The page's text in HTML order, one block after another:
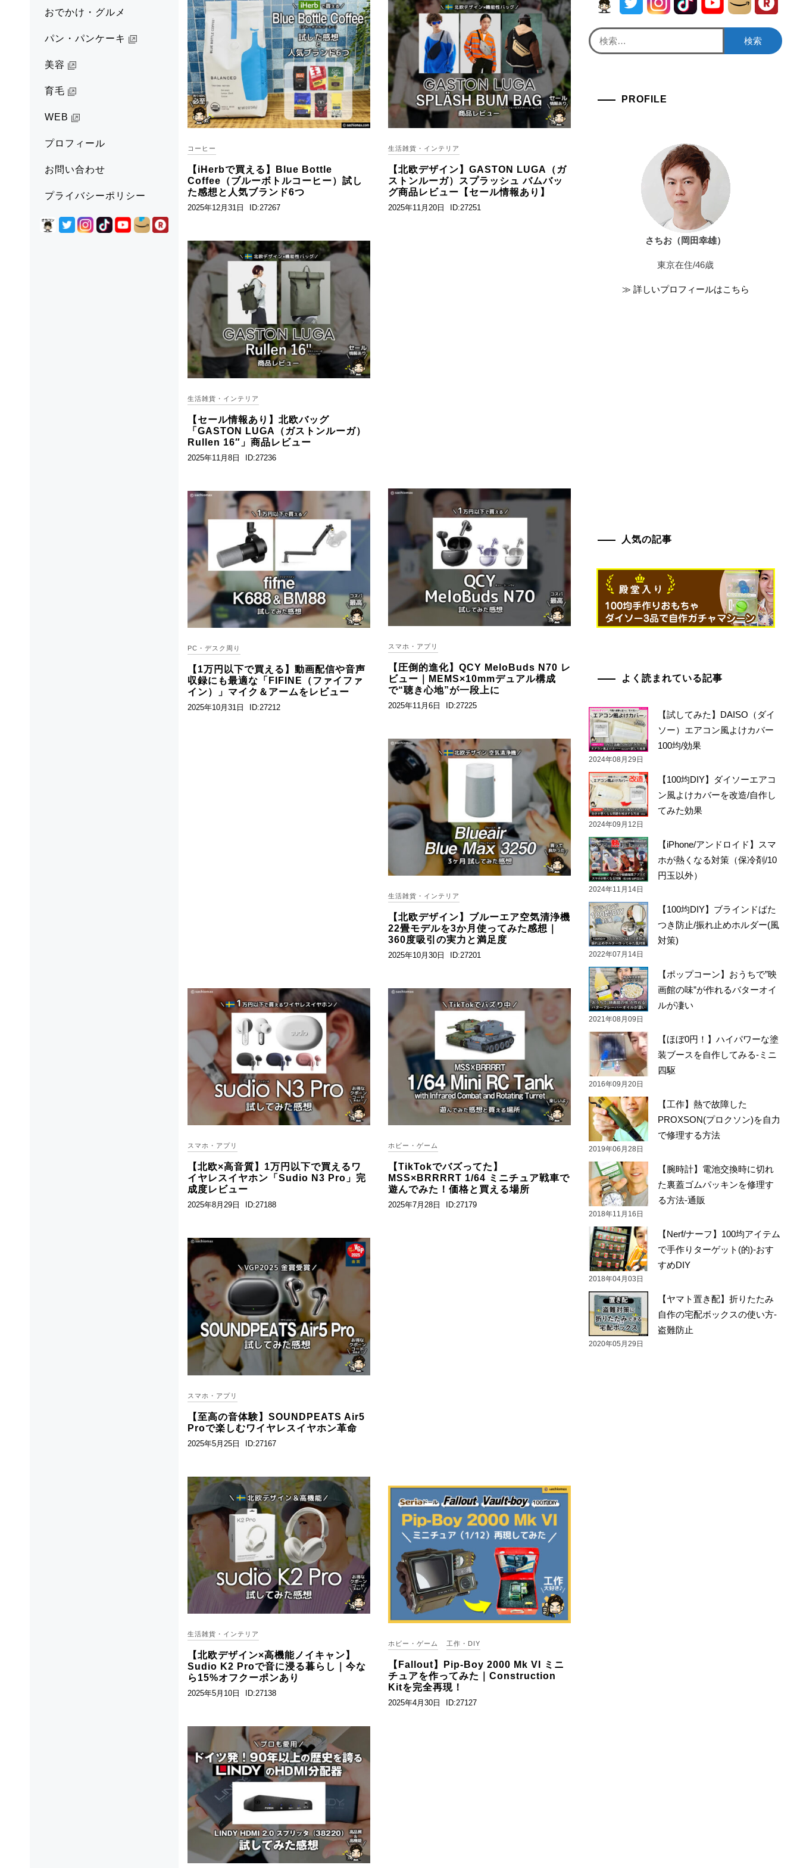
おでかけ・グルメ
パン・パンケーキ
美容
育毛
WEB
プロフィール
お問い合わせ
プライバシーポリシー
コーヒー
【iHerbで買える】Blue Bottle
Coffee（ブルーボトルコーヒー）試し
た感想と人気ブランド6つ
2025年12月31日 ID:27267
生活雑貨・インテリア
【北欧デザイン】GASTON LUGA（ガ
ストンルーガ）スプラッシュ バムバッ
グ商品レビュー【セール情報あり】
2025年11月20日 ID:27251
生活雑貨・インテリア
【セール情報あり】北欧バッグ
「GASTON LUGA（ガストンルーガ）
Rullen 16″」商品レビュー
2025年11月8日 ID:27236
スマホ・アプリ
【圧倒的進化】QCY MeloBuds N70 レ
ビュー｜MEMS×10mmデュアル構成
で“聴き心地”が一段上に
2025年11月6日 ID:27225
PC・デスク周り
【1万円以下で買える】動画配信や音声
収録にも最適な「FIFINE（ファイファ
イン）」マイク＆アームをレビュー
2025年10月31日 ID:27212
生活雑貨・インテリア
【北欧デザイン】ブルーエア空気清浄機
22畳モデルを3か月使ってみた感想｜
360度吸引の実力と満足度
2025年10月30日 ID:27201
スマホ・アプリ
【北欧×高音質】1万円以下で買えるワ
イヤレスイヤホン「Sudio N3 Pro」完
成度レビュー
2025年8月29日 ID:27188
ホビー・ゲーム
【TikTokでバズってた】
MSS×BRRRRT 1/64 ミニチュア戦車で
遊んでみた！価格と買える場所
2025年7月28日 ID:27179
スマホ・アプリ
【至高の音体験】SOUNDPEATS Air5
Proで楽しむワイヤレスイヤホン革命
2025年5月25日 ID:27167
生活雑貨・インテリア
【北欧デザイン×高機能ノイキャン】
Sudio K2 Proで音に浸る暮らし｜今な
ら15%オフクーポンあり
2025年5月10日 ID:27138
ホビー・ゲーム 工作・DIY
【Fallout】Pip-Boy 2000 Mk VI ミニ
チュアを作ってみた｜Construction
Kitを完全再現！
2025年4月30日 ID:27127
検
索:
PROFILE
さちお（岡田幸雄）
東京在住/46歳
≫ 詳しいプロフィールはこちら
人気の記事
よく読まれている記事
【試してみた】DAISO（ダイ
ソー）エアコン風よけカバー
100均/効果
2024年08月29日
【100均DIY】ダイソーエアコ
ン風よけカバーを改造/自作し
てみた効果
2024年09月12日
【iPhone/アンドロイド】スマ
ホが熱くなる対策（保冷剤/10
円玉以外）
2024年11月14日
【100均DIY】ブラインドばた
つき防止/振れ止めホルダー(風
対策)
2022年07月14日
【ポップコーン】おうちで”映
画館の味”が作れるバターオイ
ルが凄い
2021年08月09日
【ほぼ0円！】ハイパワーな塗
装ブースを自作してみる-ミニ
四駆
2016年09月20日
【工作】熱で故障した
PROXSON(プロクソン)を自力
で修理する方法
2019年06月28日
【腕時計】電池交換時に切れ
た裏蓋ゴムパッキンを修理す
る方法-通販
2018年11月16日
【Nerf/ナーフ】100均アイテム
で手作りターゲット(的)-おす
すめDIY
2018年04月03日
【ヤマト置き配】折りたたみ
自作の宅配ボックスの使い方-
盗難防止
2020年05月29日